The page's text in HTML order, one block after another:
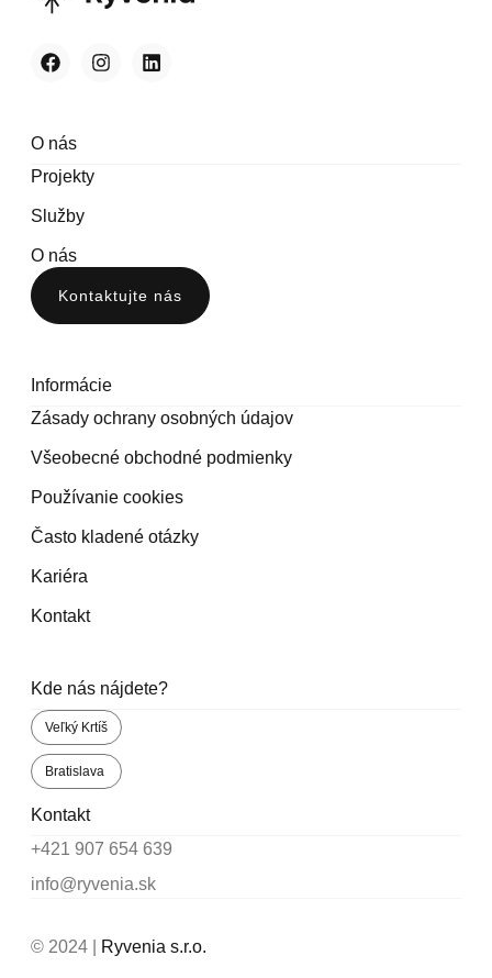
O nás
Projekty
Služby
O nás
Kontaktujte nás
Informácie
Zásady ochrany osobných údajov
Všeobecné obchodné podmienky
Používanie cookies
Často kladené otázky
Kariéra
Kontakt
Kde nás nájdete?
Veľký Krtíš
Bratislava
Kontakt
+421 907 654 639
info@ryvenia.sk
© 2024 | Ryvenia s.r.o.